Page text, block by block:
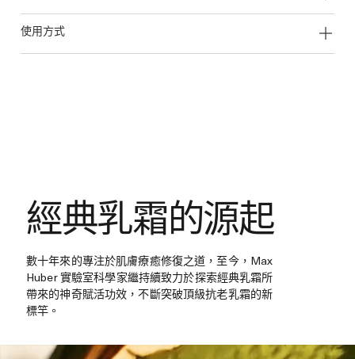
使用方式
經典乳霜的源起
數十年來的專注於肌膚療癒修復之道，至今，Max
Huber 實驗室科學家繼持續致力於探索經典乳霜所
帶來的神奇賦活功效，不斷突破頂級抗老乳霜的新
標竿。